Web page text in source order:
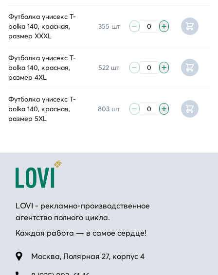
Футболка унисекс T-
bolka 140, красная,
размер XXXL
355 шт
Футболка унисекс T-
bolka 140, красная,
размер 4XL
522 шт
Футболка унисекс T-
bolka 140, красная,
размер 5XL
803 шт
LOVI - рекламно-производственное
агентство полного цикла.
Каждая работа — в самое сердце!
Москва, Полярная 27, корпус 4